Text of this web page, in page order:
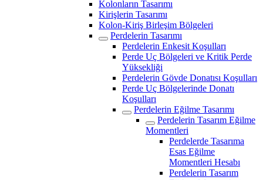
Kolonların Tasarımı
Kirişlerin Tasarımı
Kolon-Kiriş Birleşim Bölgeleri
Perdelerin Tasarımı
Perdelerin Enkesit Koşulları
Perde Uç Bölgeleri ve Kritik Perde
Yüksekliği
Perdelerin Gövde Donatısı Koşulları
Perde Uç Bölgelerinde Donatı
Koşulları
Perdelerin Eğilme Tasarımı
Perdelerin Tasarım Eğilme
Momentleri
Perdelerde Tasarıma
Esas Eğilme
Momentleri Hesabı
Perdelerin Tasarım